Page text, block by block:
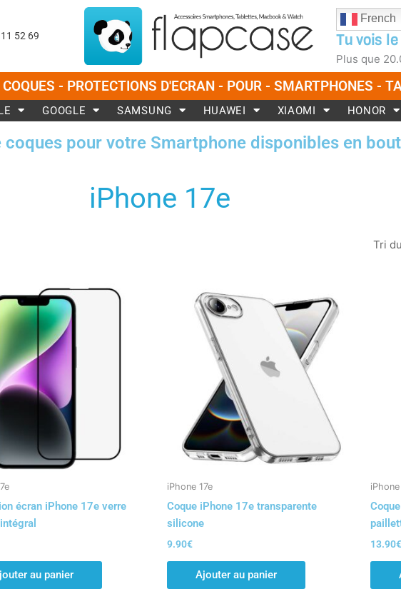
52 69
French
Tu vois
Plus que
- PROTECTIONS D'ECRAN - POUR - SMARTPHONES -
GOOGLE SAMSUNG HUAWEI XIAOMI HONOR
coques pour votre Smartphone disponibles en
iPhone 17e
écran iPhone 17e verre
au panier
iPhone 17e
Coque iPhone 17e transparente
silicone
9.90€
Ajouter au panier
iPhone
13.90€